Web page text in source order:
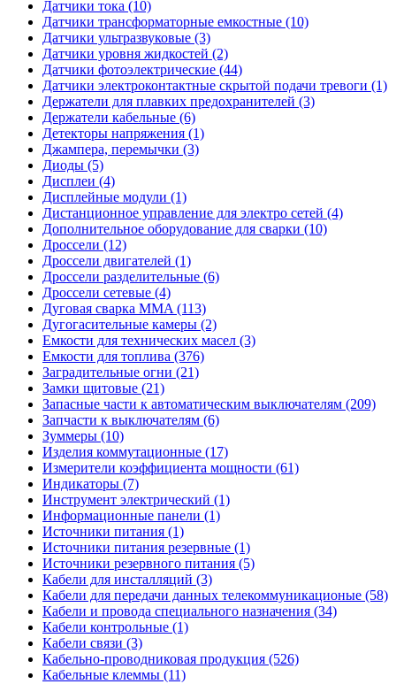
Датчики тока (10)
Датчики трансформаторные емкостные (10)
Датчики ультразвуковые (3)
Датчики уровня жидкостей (2)
Датчики фотоэлектрические (44)
Датчики электроконтактные скрытой подачи тревоги (1)
Держатели для плавких предохранителей (3)
Держатели кабельные (6)
Детекторы напряжения (1)
Джампера, перемычки (3)
Диоды (5)
Дисплеи (4)
Дисплейные модули (1)
Дистанционное управление для электро сетей (4)
Дополнительное оборудование для сварки (10)
Дроссели (12)
Дроссели двигателей (1)
Дроссели разделительные (6)
Дроссели сетевые (4)
Дуговая сварка MMA (113)
Дугогасительные камеры (2)
Емкости для технических масел (3)
Емкости для топлива (376)
Заградительные огни (21)
Замки щитовые (21)
Запасные части к автоматическим выключателям (209)
Запчасти к выключателям (6)
Зуммеры (10)
Изделия коммутационные (17)
Измерители коэффициента мощности (61)
Индикаторы (7)
Инструмент электрический (1)
Информационные панели (1)
Источники питания (1)
Источники питания резервные (1)
Источники резервного питания (5)
Кабели для инсталляций (3)
Кабели для передачи данных телекоммуникационые (58)
Кабели и провода специального назначения (34)
Кабели контрольные (1)
Кабели связи (3)
Кабельно-проводниковая продукция (526)
Кабельные клеммы (11)